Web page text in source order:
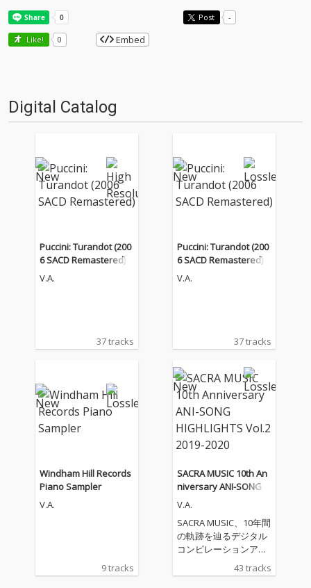
Post -
Like! 0 Embed
Digital Catalog
Puccini: Turandot (200
6 SACD Remastered)
V.A.
37 tracks
Puccini: Turandot (200
6 SACD Remastered)
V.A.
37 tracks
Windham Hill Records
Piano Sampler
V.A.
9 tracks
SACRA MUSIC 10th An
niversary ANI-SONG H
IGHLIGHTS Vol.2 2019-
V.A.
SACRA MUSIC、10年間
の軌跡を辿るデジタル
コンピレーションアル
弾となる「SACRA MUS
43 tracks